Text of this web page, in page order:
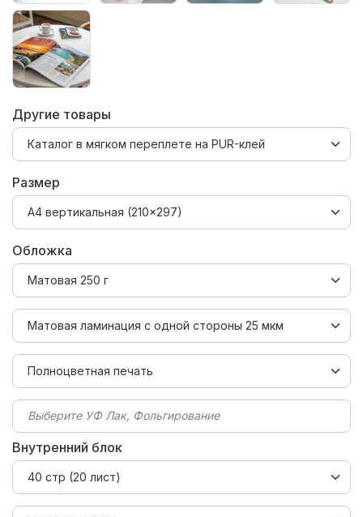
Другие товары
Размер
Обложка
Выберите УФ Лак, Фольгирование
Внутренний блок